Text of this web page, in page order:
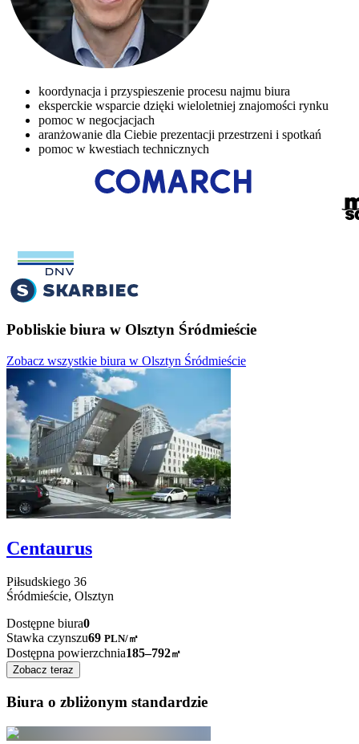
koordynacja i przyspieszenie procesu najmu biura
eksperckie wsparcie dzięki wieloletniej znajomości rynku
pomoc w negocjacjach
aranżowanie dla Ciebie prezentacji przestrzeni i spotkań
pomoc w kwestiach technicznych
Pobliskie biura w Olsztyn Śródmieście
Zobacz wszystkie biura w Olsztyn Śródmieście
Centaurus
Piłsudskiego 36
Śródmieście, Olsztyn
Dostępne biura0
Stawka czynszu69 PLN/㎡
Dostępna powierzchnia185–792㎡
Zobacz teraz
Biura o zbliżonym standardzie